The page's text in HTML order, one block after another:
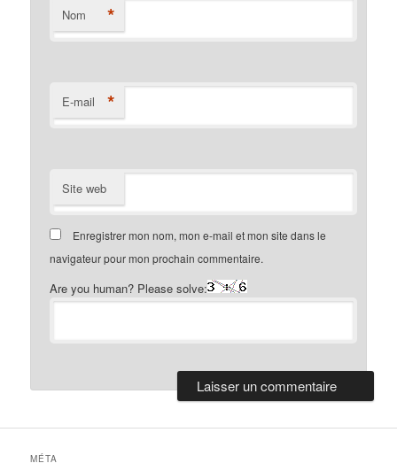
Nom *
E-mail *
Site web
Enregistrer mon nom, mon e-mail et mon site dans le
navigateur pour mon prochain commentaire.
Are you human? Please solve:
MÉTA